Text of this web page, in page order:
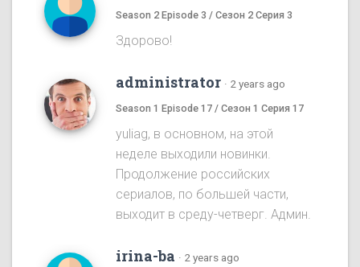
Season 2 Episode 3 / Сезон 2 Серия 3
Здорово!
administrator · 2 years ago
Season 1 Episode 17 / Сезон 1 Серия 17
yuliag, в основном, на этой
неделе выходили новинки.
Продолжение российских
сериалов, по большей части,
выходит в среду-четверг. Админ.
irina-ba · 2 years ago